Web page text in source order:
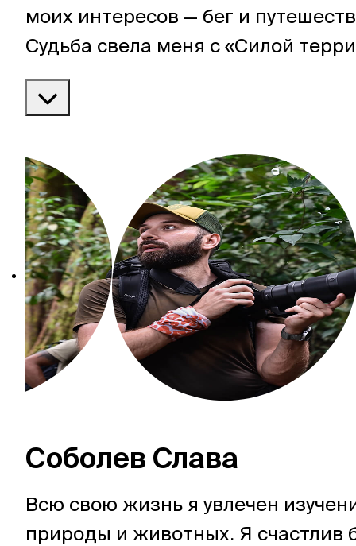
моих интересов — бег и
Судьба свела меня с «Силой
где я отвечаю за тексты в
и пишу о том, чем увлекаюсь сама.
Соболев Слава
Всю свою жизнь я увлечен
природы и животных. Я счастлив